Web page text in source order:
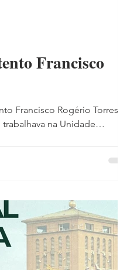
Francisco
Francisco Rogério Torres
na Unidade